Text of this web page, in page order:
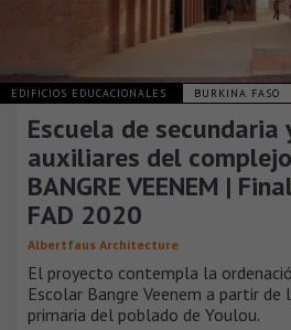
EDIFICIOS EDUCACIONALES BURKINA FASO
Escuela de secundaria
auxiliares del
BANGRE VEENEM |
FAD 2020
Albertfaus Architecture
El proyecto contempla la
Escolar Bangre Veenem a partir
primaria del poblado de Youlou.